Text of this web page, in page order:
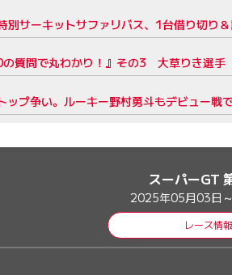
サーキットサファリバス、1台借り切り
質問で丸わかり！』その3 大草りき選手
プ争い。ルーキー野村勇斗もデビュー戦
スーパーGT
2025年05月03日
レース情